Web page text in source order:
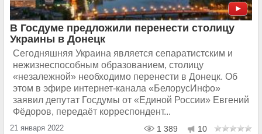
В Госдуме предложили перенести столицу
Украины в Донецк
Сегодняшняя Украина является сепаратистским и
нежизнеспособным образованием, столицу
«незалежной» необходимо перенести в Донецк. Об
этом в эфире интернет-канала «БелорусИнфо»
заявил депутат Госдумы от «Единой России» Евгений
Фёдоров, передаёт корреспондент...
21 января 2022 1 389 10